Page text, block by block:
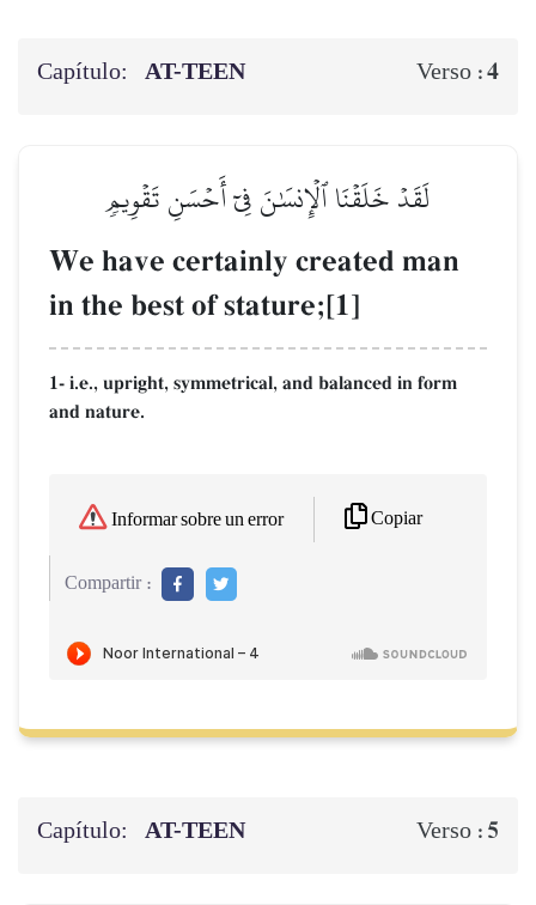
Capítulo: AT-TEEN Verso :4
لَقَدۡ خَلَقۡنَا ٱلۡإِنسَٰنَ فِيٓ أَحۡسَنِ تَقۡوِيمٖ
We have certainly created man
in the best of stature;[1]
1- i.e., upright, symmetrical, and balanced in form
and nature.
Informar sobre un error Copiar
Compartir :
Capítulo: AT-TEEN Verso : 5